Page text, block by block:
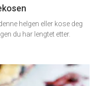
helgen eller kose deg
du har lengtet etter.